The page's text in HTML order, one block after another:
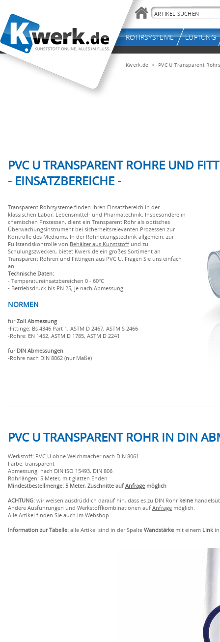
Kwerk.de > PVC U Transparent
PVC U TRANSPARENT ROHRE UND
- EINSATZBEREICHE -
Transparent Rohrsysteme finden Ihren Einsatzbereich in der
klassischen Labor, Lebensmittel- und Pharmatechnik. Insbesondere in
chemischen Prozessen, dient ein Transparent Rohr als optisches
Überwachungsinstrument bei sicherheitsrelevanten Prozessen zur
Kontrolle des Mediums. In der Rohrleitungstechnik allgemein, zur
Füllstandskontrolle von Behälter aus Kunststoff und zu
Schulungszwecken, bietet Kwerk.de ein großes Sortiment an
Transparent Rohren und Fittingen aus PVC U. Fragen Sie uns einfach
an.
Technische Daten:
- Temperatureinsatzbereichen 0 - 60°C
- Betriebsdruck bis PN 25, je nach Abmessung
NORMEN
fürZoll Abmessung
-Fittinge: Bs 4346 Part 1, ASTM D 2467, ASTM S 2466
-Rohre: EN 1452, ASTM D 1785, ASTM D 2241
für DIN Abmessungen
-Rohre nach DIN 8062 (nur Maße)
PVC U TRANSPARENT ROHR IN DIN
Werkstoff: PVC U ohne Weichmacher nach DIN 8061
Farbe: transparent
Abmessung: nach DIN ISO 15493, DIN 806
Rohrlängen: 5 Meter, mit glatten Enden
Mindestbestellmenge: 5 Meter, Zuschnitte aufAnfrage möglich
ACHTUNG: wir weisen ausdrücklich darauf hin, dass es zu DIN Rohr keine
Andere Ausführungen und Werkstoffkombinationen auf Anfrage möglich.
Alle Artikel finden Sie auch im Webshop
Information zur Tabelle: alle Artikel sind in der Spalte Wandstärke mit einem Link